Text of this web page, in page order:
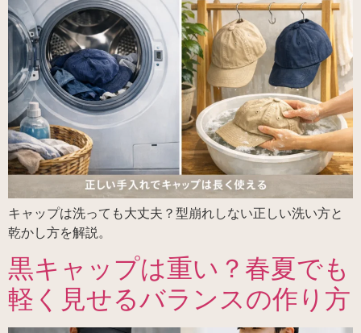
キャップは洗っても大丈夫？型崩れしない正しい洗い方と
乾かし方を解説。
黒キャップは重い？春夏でも
軽く見せるバランスの作り方